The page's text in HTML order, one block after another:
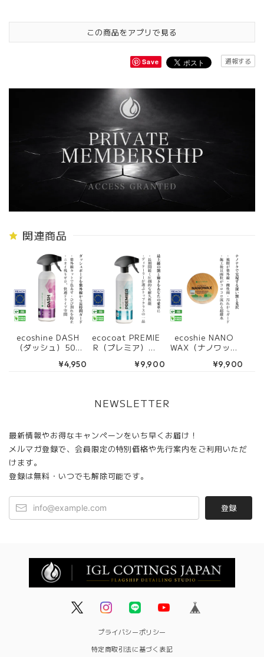
この商品をアプリで見る
Save 通報する
関連商品
ecoshine DASH
（ダッシュ）500
¥4,950
ecocoat PREMIE
R（プレミア）50
¥9,900
ecoshie NANO
WAX（ナノワック
¥9,900
NEWSLETTER
最新情報やお得なキャンペーンをいち早くお届け！
メルマガ登録で、会員限定の特別価格や先行案内をご利用いただ
けます。
登録は無料・いつでも解除可能です。
登録
プライバシーポリシー
特定商取引法に基づく表記